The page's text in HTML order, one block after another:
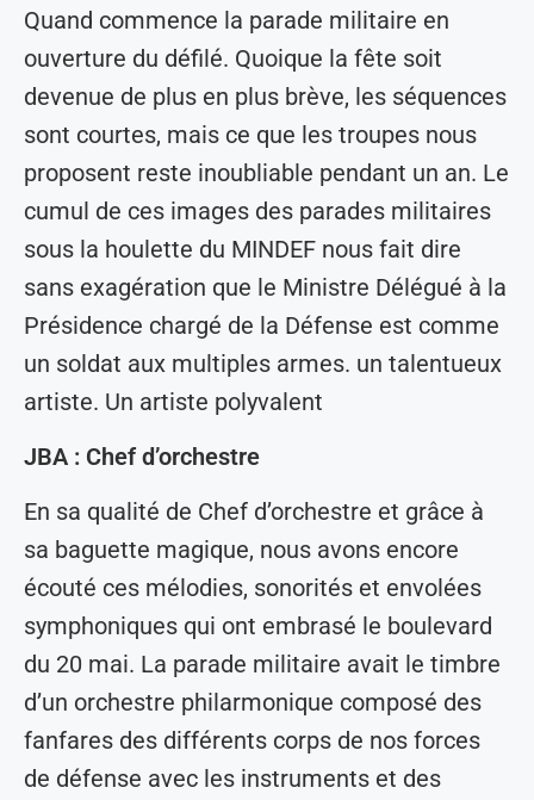
Quand commence la parade militaire en
ouverture du défilé. Quoique la fête soit
devenue de plus en plus brève, les séquences
sont courtes, mais ce que les troupes nous
proposent reste inoubliable pendant un an. Le
cumul de ces images des parades militaires
sous la houlette du MINDEF nous fait dire
sans exagération que le Ministre Délégué à la
Présidence chargé de la Défense est comme
un soldat aux multiples armes. un talentueux
artiste. Un artiste polyvalent
JBA : Chef d’orchestre
En sa qualité de Chef d’orchestre et grâce à
sa baguette magique, nous avons encore
écouté ces mélodies, sonorités et envolées
symphoniques qui ont embrasé le boulevard
du 20 mai. La parade militaire avait le timbre
d’un orchestre philarmonique composé des
fanfares des différents corps de nos forces
de défense avec les instruments et des